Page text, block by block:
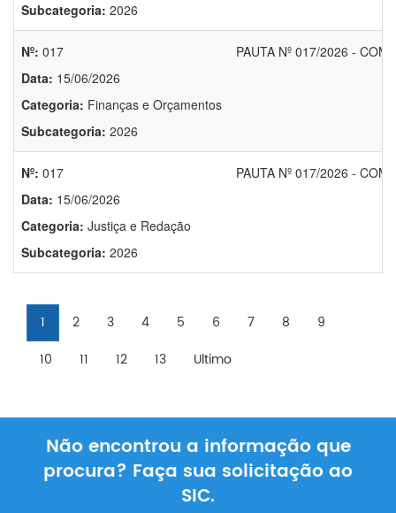
Subcategoria: 2026
Nº: 017
Data: 15/06/2026
Categoria: Finanças e Orçamentos
Subcategoria: 2026
PAUTA Nº 017/2026 -
Nº: 017
Data: 15/06/2026
Categoria: Justiça e Redação
Subcategoria: 2026
PAUTA Nº 017/2026 -
1 2 3 4 5 6 7 8
9
10
11 12 13 Ultimo
Não encontrou a informação que
procura? Faça sua solicitação ao
SIC.